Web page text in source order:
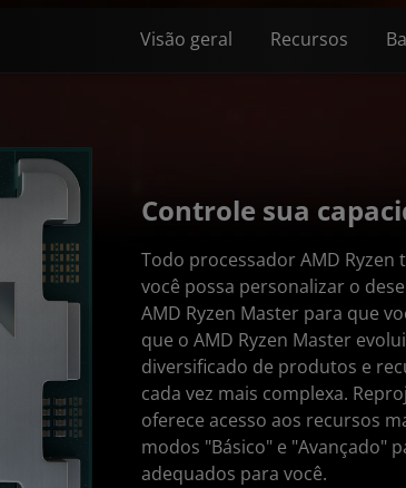
Visão geral Recursos
Controle sua
Todo processador AMD
você possa personalizar o
AMD Ryzen Master para que
que o AMD Ryzen Master
diversificado de produtos e
cada vez mais complexa.
oferece acesso aos recursos
modos "Básico" e "Avançado"
adequados para você.